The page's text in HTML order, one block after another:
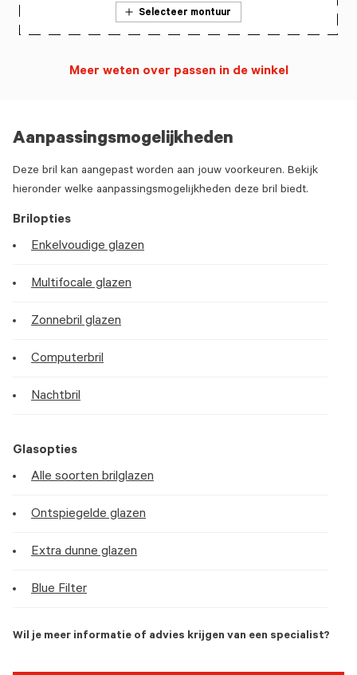
Aanpassingsmogelijkheden
Deze bril kan aangepast worden aan jouw voorkeuren. Bekijk
hieronder welke aanpassingsmogelijkheden deze bril biedt.
Brilopties
Enkelvoudige glazen
Multifocale glazen
Zonnebril glazen
Computerbril
Nachtbril
Glasopties
Alle soorten brilglazen
Ontspiegelde glazen
Extra dunne glazen
Blue Filter
Wil je meer informatie of advies krijgen van een specialist?
Selecteer montuur
Meer weten over passen in de winkel